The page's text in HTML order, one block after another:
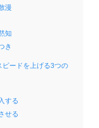
漫
知
き
ピードを上げる3つの
する
せる